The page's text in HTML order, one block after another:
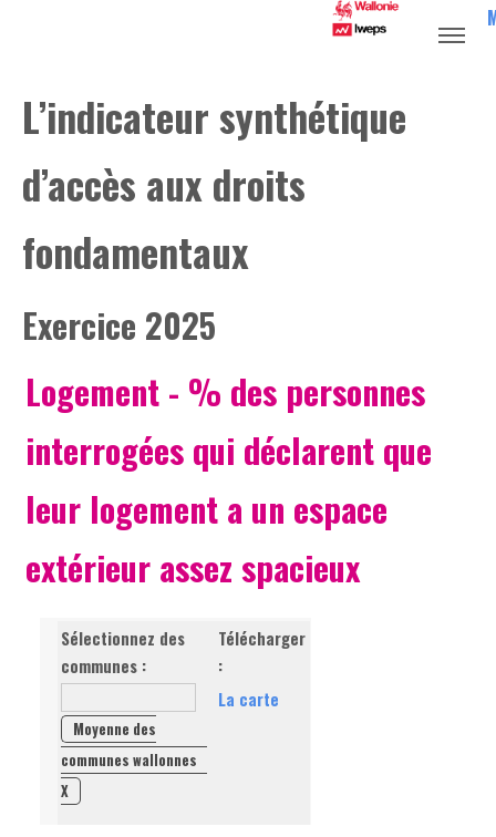
L’indicateur synthétique
d’accès aux droits
fondamentaux
Exercice 2025
Logement - % des personnes
interrogées qui déclarent que
leur logement a un espace
extérieur assez spacieux
Sélectionnez des
communes :
Moyenne des
communes wallonnes
X
Télécharger
:
La carte